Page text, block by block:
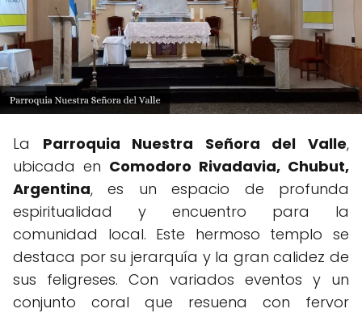
La Parroquia Nuestra Señora del Valle,
ubicada en Comodoro Rivadavia, Chubut,
Argentina, es un espacio de profunda
espiritualidad y encuentro para la
comunidad local. Este hermoso templo se
destaca por su jerarquía y la gran calidez de
sus feligreses. Con variados eventos y un
conjunto coral que resuena con fervor